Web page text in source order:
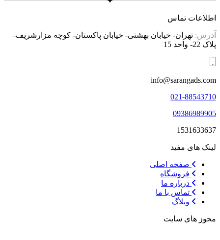
اطلاعات تماس
آدرس: تهران- خیابان بهشتی- خیابان پاکستان- کوچه مزارشریف-
پلاک 22- واحد 15
info@sarangads.com
021-88543710
09386989905
1531633637
لینک های مفید
صفحه اصلی
فروشگاه
درباره ما
تماس با ما
وبلاگ
مجوز های سایت